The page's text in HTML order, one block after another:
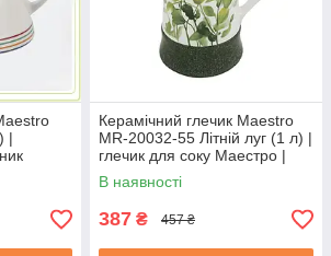
|
чайник
Керамічний глечик Maestro
MR-20032-55 Літній луг (1 л) |
глечик для соку Маестро |
ємність для води Маестро
В наявності
387 ₴ 457 ₴